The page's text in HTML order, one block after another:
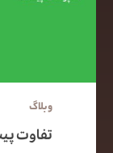
وبلاگ
تفاوت